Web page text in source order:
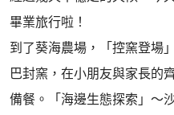
畢業旅行啦！
到了葵海農場，「控窯登場
巴封窯，在小朋友與家長的
備餐。「海邊生態探索」～